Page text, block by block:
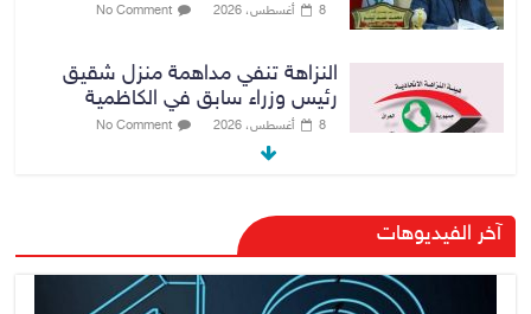
النزاهة تنفي مداهمة منزل شقيق
رئيس وزراء سابق في الكاظمية
8 أغسطس، 2026 No Comment
بارزاني ينفي ما يشاع عن وجود
عسكري أمريكي في بعض قواعد
الإقليم
8 أغسطس، 2026 No Comment
آخر الفيديوهات